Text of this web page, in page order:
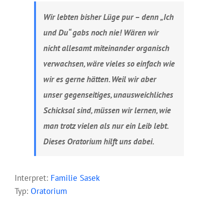
Wir lebten bisher Lüge pur – denn „Ich
und Du“ gabs noch nie! Wären wir
nicht allesamt miteinander organisch
verwachsen, wäre vieles so einfach wie
wir es gerne hätten. Weil wir aber
unser gegenseitiges, unausweichliches
Schicksal sind, müssen wir lernen, wie
man trotz vielen als nur ein Leib lebt.
Dieses Oratorium hilft uns dabei.
Interpret: Familie Sasek
Typ: Oratorium